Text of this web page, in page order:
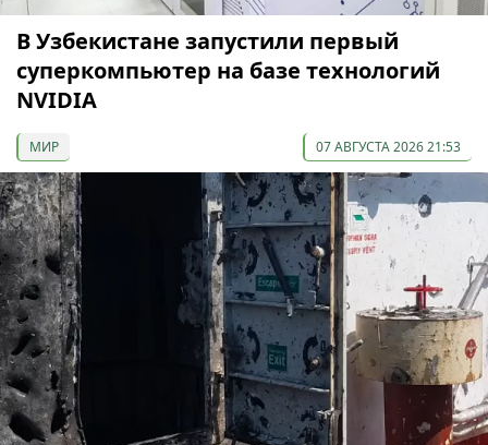
В Узбекистане запустили первый
суперкомпьютер на базе технологий
NVIDIA
МИР 07 АВГУСТА 2026 21:53